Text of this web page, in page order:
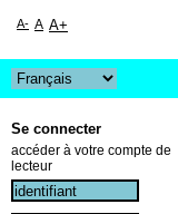
A- A A+
Se connecter
accéder à votre compte de
lecteur